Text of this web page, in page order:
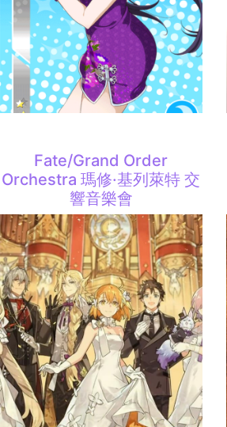
Fate/Grand Order
Orchestra 瑪修·基列萊特 交
響音樂會